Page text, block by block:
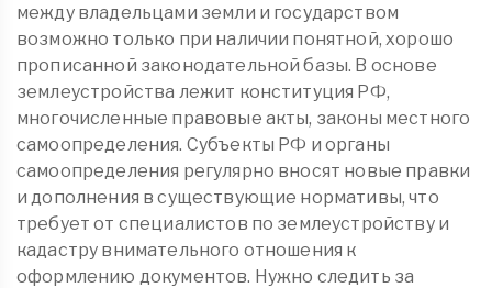
между владельцами земли и государством
возможно только при наличии понятной, хорошо
прописанной законодательной базы. В основе
землеустройства лежит конституция РФ,
многочисленные правовые акты, законы местного
самоопределения. Субъекты РФ и органы
самоопределения регулярно вносят новые правки
и дополнения в существующие нормативы, что
требует от специалистов по землеустройству и
кадастру внимательного отношения к
оформлению документов. Нужно следить за